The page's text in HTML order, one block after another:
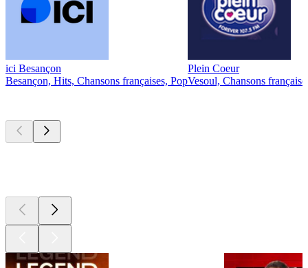
ici Besançon
Besançon, Hits, Chansons françaises, Pop
Plein Coeur
Vesoul, Chansons